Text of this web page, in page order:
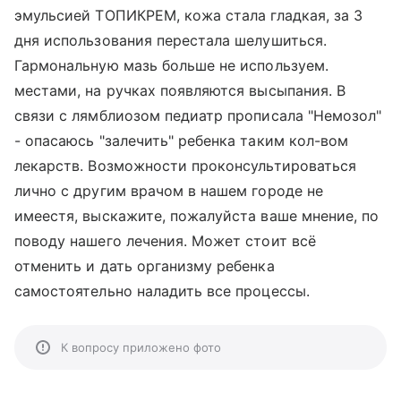
эмульсией ТОПИКРЕМ, кожа стала гладкая, за 3
дня использования перестала шелушиться.
Гармональную мазь больше не используем.
местами, на ручках появляются высыпания. В
связи с лямблиозом педиатр прописала "Немозол"
- опасаюсь "залечить" ребенка таким кол-вом
лекарств. Возможности проконсультироваться
лично с другим врачом в нашем городе не
имеестя, выскажите, пожалуйста ваше мнение, по
поводу нашего лечения. Может стоит всё
отменить и дать организму ребенка
самостоятельно наладить все процессы.
К вопросу приложено фото